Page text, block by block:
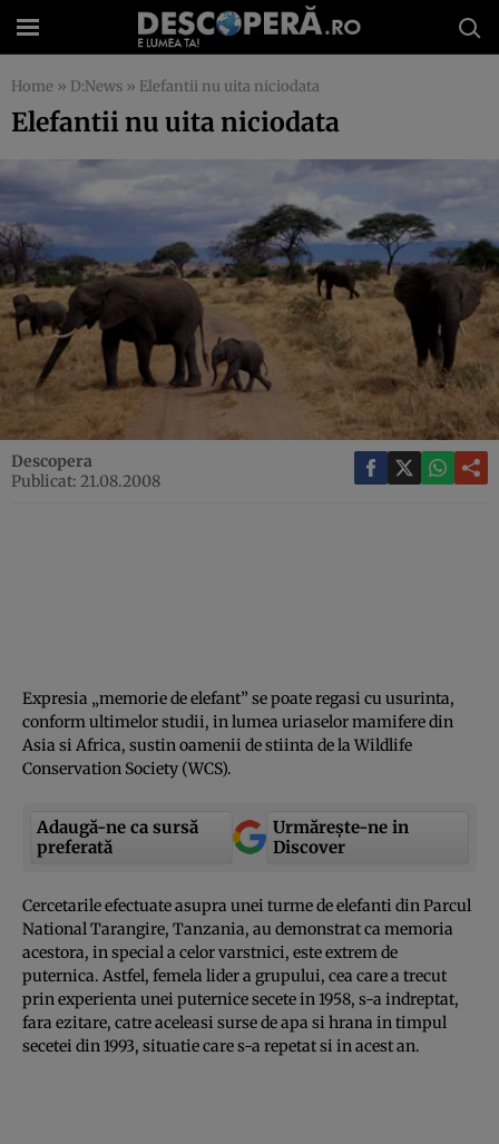
Home » D:News » Elefantii nu uita niciodata
Elefantii nu uita niciodata
Descopera
Publicat: 21.08.2008
Expresia „memorie de elefant” se poate regasi cu usurinta,
conform ultimelor studii, in lumea uriaselor mamifere din
Asia si Africa, sustin oamenii de stiinta de la Wildlife
Conservation Society (WCS).
Adaugă-ne ca sursă
preferată
Urmărește-ne in
Discover
Cercetarile efectuate asupra unei turme de elefanti din Parcul
National Tarangire, Tanzania, au demonstrat ca memoria
acestora, in special a celor varstnici, este extrem de
puternica. Astfel, femela lider a grupului, cea care a trecut
prin experienta unei puternice secete in 1958, s-a indreptat,
fara ezitare, catre aceleasi surse de apa si hrana in timpul
secetei din 1993, situatie care s-a repetat si in acest an.